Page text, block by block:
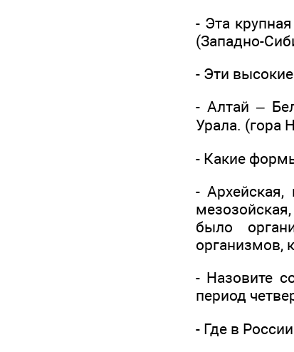
- Эта
(Западно-
- Эти
- Алтай –
Урала. (гора
- Какие
- Архейская,
было
организмов,
- Назовите
период
- Где в